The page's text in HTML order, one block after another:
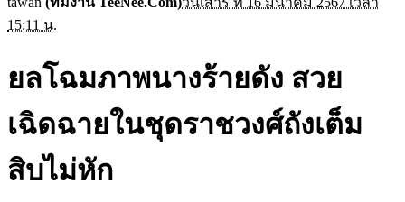
15:11 น.
ยลโฉมภาพนางร้ายดัง สวย
เฉิดฉายในชุดราชวงศ์ถังเต็ม
สิบไม่หัก